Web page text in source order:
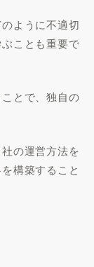
ように不適切
ことも重要で
とで、独自の
の運営方法を
構築すること